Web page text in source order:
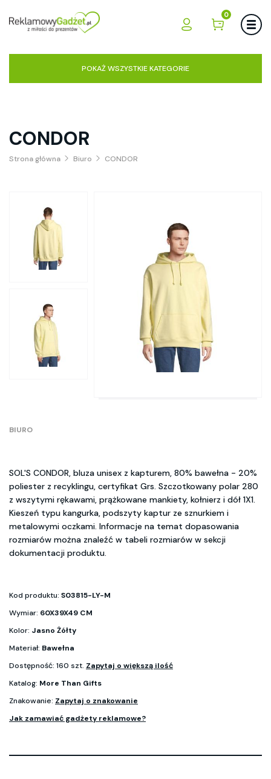
0
POKAŻ WSZYSTKIE KATEGORIE
CONDOR
Strona główna Biuro CONDOR
BIURO
SOL'S CONDOR, bluza unisex z kapturem, 80% bawełna - 20%
poliester z recyklingu, certyfikat Grs. Szczotkowany polar 280
z wszytymi rękawami, prążkowane mankiety, kołnierz i dół 1X1.
Kieszeń typu kangurka, podszyty kaptur ze sznurkiem i
metalowymi oczkami. Informacje na temat dopasowania
rozmiarów można znaleźć w tabeli rozmiarów w sekcji
dokumentacji produktu.
Kod produktu: S03815-LY-M
Wymiar: 60X39X49 CM
Kolor: Jasno Żółty
Materiał: Bawełna
Dostępność: 160 szt. Zapytaj o większą ilość
Katalog: More Than Gifts
Znakowanie: Zapytaj o znakowanie
Jak zamawiać gadżety reklamowe?